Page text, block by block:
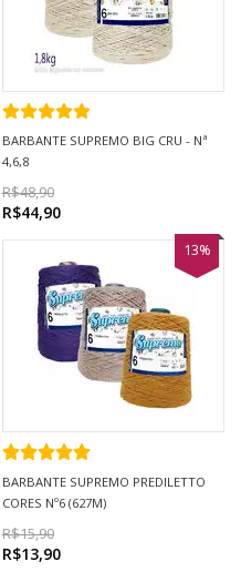
BARBANTE SUPREMO BIG CRU - Nª
4,6,8
R$48,90
R$44,90
BARBANTE SUPREMO PREDILETTO
CORES Nº6 (627M)
R$15,90
R$13,90
13%